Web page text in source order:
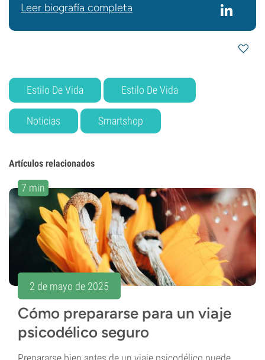
Leer biografía completa
Estilo De Vida Estilo De Vida
Noticias Smartshop
Artículos relacionados
7 min
2 de mayo de 2025
Cómo prepararse para un viaje
psicodélico seguro